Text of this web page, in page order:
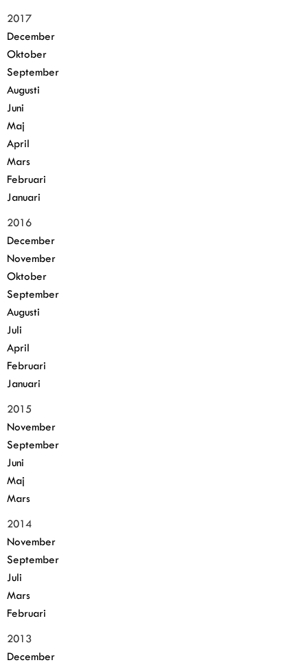
2017
December
Oktober
September
Augusti
Juni
Maj
April
Mars
Februari
Januari
2016
December
November
Oktober
September
Augusti
Juli
April
Februari
Januari
2015
November
September
Juni
Maj
Mars
2014
November
September
Juli
Mars
Februari
2013
December